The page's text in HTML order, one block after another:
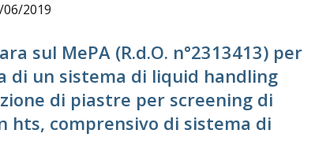
2019
sul MePA (R.d.O. n°2313413) per
di un sistema di liquid handling
di piastre per screening di
hts, comprensivo di sistema di